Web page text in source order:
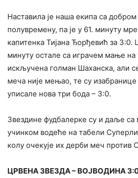
Наставила је наша екипа са
полувремену, па је у 61. минуту
капитенка Тијана Ђорђевић за
минуту остале са играчем мање на
искључена голман Шаханска, али
меча није мењао, те су
уписале нова три бода – 3:0.
Звездине фудбалерке су и даље
учинком водеће на табели
колу очекује их дерби меч против
ЦРВЕНА ЗВЕЗДА – ВОЈВОДИНА